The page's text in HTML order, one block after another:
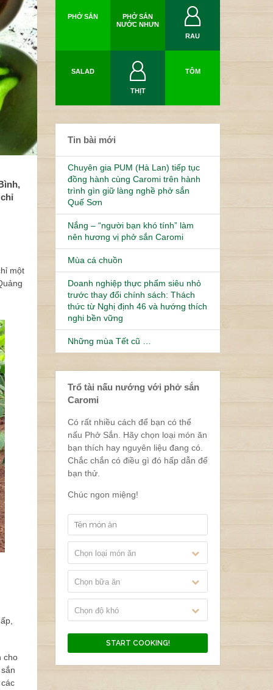
một
cho
PHỞ SẮN
PHỞ SẮN
NƯỚC NHƯN
RAU
SALAD
THỊT
TÔM
Tin bài mới
Chuyên gia PUM (Hà Lan) tiếp tục
đồng hành cùng Caromi trên hành
trình gìn giữ làng nghề phở sắn
Quế Sơn
Nắng – “người bạn khó tính” làm
nên hương vị phở sắn Caromi
Mùa cá chuồn
Doanh nghiệp thực phẩm siêu nhỏ
trước thay đổi chính sách: Thách
thức từ Nghị định 46 và hướng thích
nghi bền vững
Những mùa Tết cũ …
Trổ tài nấu nướng với phở sắn
Caromi
Có rất nhiều cách để bạn có thể
nấu Phở Sắn. Hãy chọn loại món ăn
bạn thích hay nguyên liệu đang có.
Chắc chắn có điều gì đó hấp dẫn để
bạn thử.
Chúc ngon miệng!
Chọn loại món ăn
Chọn bữa ăn
Chọn độ khó